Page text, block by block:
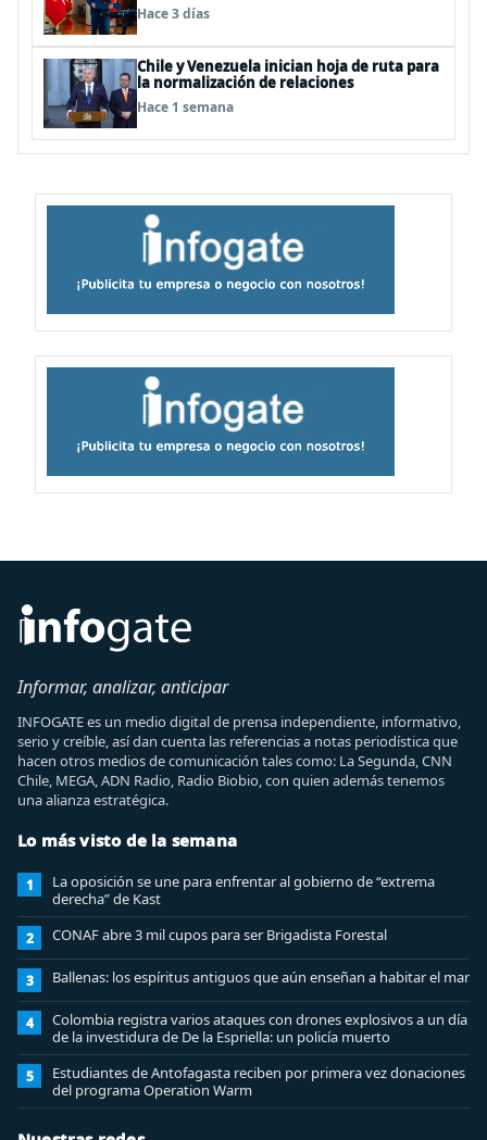
Hace 3 días
Chile y Venezuela inician hoja de ruta para
la normalización de relaciones
Hace 1 semana
Informar, analizar, anticipar
INFOGATE es un medio digital de prensa independiente, informativo,
serio y creíble, así dan cuenta las referencias a notas periodística que
hacen otros medios de comunicación tales como: La Segunda, CNN
Chile, MEGA, ADN Radio, Radio Biobio, con quien además tenemos
una alianza estratégica.
Lo más visto de la semana
1
La oposición se une para enfrentar al gobierno de “extrema
derecha” de Kast
2 CONAF abre 3 mil cupos para ser Brigadista Forestal
3 Ballenas: los espíritus antiguos que aún enseñan a habitar el mar
4
Colombia registra varios ataques con drones explosivos a un día
de la investidura de De la Espriella: un policía muerto
5
Estudiantes de Antofagasta reciben por primera vez donaciones
del programa Operation Warm